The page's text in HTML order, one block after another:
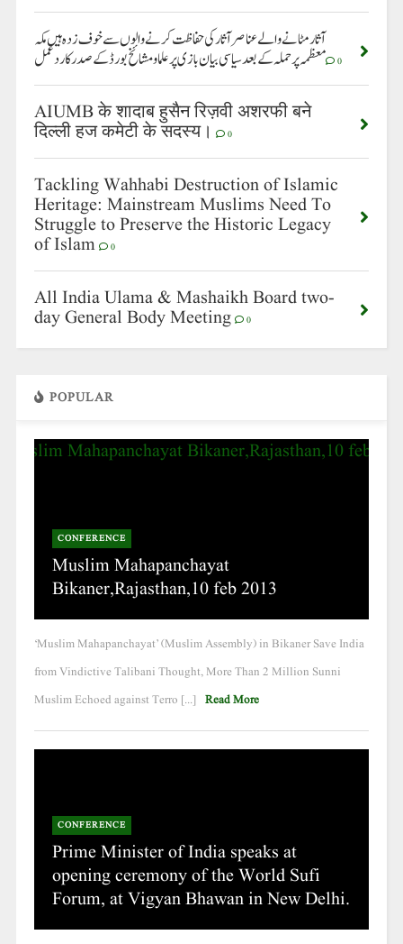
آثارمٹانے والے عناصر آثار کی حفاظت کرنے والوں سے خوف زدہ ہیں مکہ
معظمہ پر حملہ کے بعد سیاسی بیان بازی پر علماو مشائخ بورڈ کے صدر کا ردعمل 0
AIUMB के शादाब हुसैन रिज़वी अशरफी बने
दिल्ली हज कमेटी के सदस्य। 0
Tackling Wahhabi Destruction of Islamic
Heritage: Mainstream Muslims Need To
Struggle to Preserve the Historic Legacy
of Islam 0
All India Ulama & Mashaikh Board two-
day General Body Meeting 0
POPULAR
CONFERENCE
Muslim Mahapanchayat
Bikaner,Rajasthan,10 feb 2013
‘Muslim Mahapanchayat’ (Muslim Assembly) in Bikaner Save India
from Vindictive Talibani Thought, More Than 2 Million Sunni
Muslim Echoed against Terro [...] Read More
CONFERENCE
Prime Minister of India speaks at
opening ceremony of the World Sufi
Forum, at Vigyan Bhawan in New Delhi.